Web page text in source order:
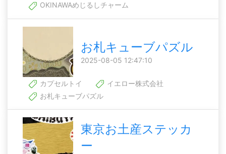
OKINAWAめじるしチャーム
お札キューブパズル
2025-08-05 12:47:10
カプセルトイ
イエロー株式会社
お札キューブパズル
東京お土産ステッカ
ー